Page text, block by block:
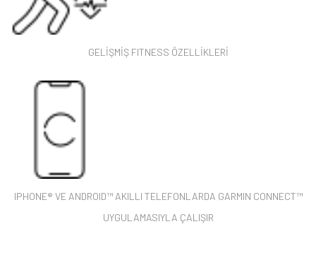
GELİŞMİŞ FITNESS ÖZELLİKLERİ
IPHONE® VE ANDROID™ AKILLI TELEFONLARDA GARMIN CONNECT™
UYGULAMASIYLA ÇALIŞIR